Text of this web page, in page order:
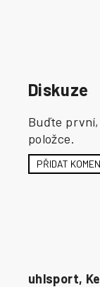
Diskuze
Buďte
položce.
PŘIDAT
uhlsport,